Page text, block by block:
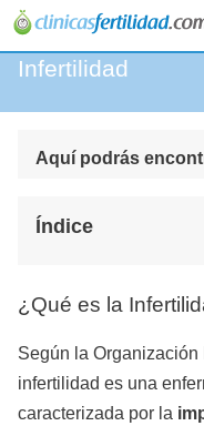
Infertilidad
Aquí podrás
Índice
¿Qué es la
Según la
infertilidad es una
caracterizada por la